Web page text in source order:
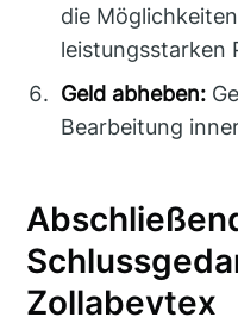
die
leistungsstarken
Geld abheben:
Bearbeitung
Zollabevtex